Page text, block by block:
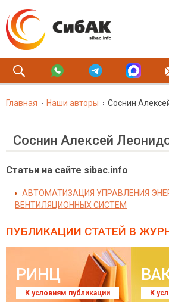
Главная Наши авторы Соснин
Соснин Алексей
Статьи на сайте sibac.info
АВТОМАТИЗАЦИЯ УПРАВЛЕНИЯ
ВЕНТИЛЯЦИОННЫХ СИСТЕМ
ПУБЛИКАЦИИ СТАТЕЙ В
РИНЦ
К условиям публикации К